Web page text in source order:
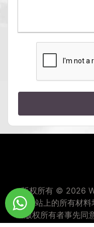
版权所有 © 2026
本网站上的所有材
经版权所有者事先